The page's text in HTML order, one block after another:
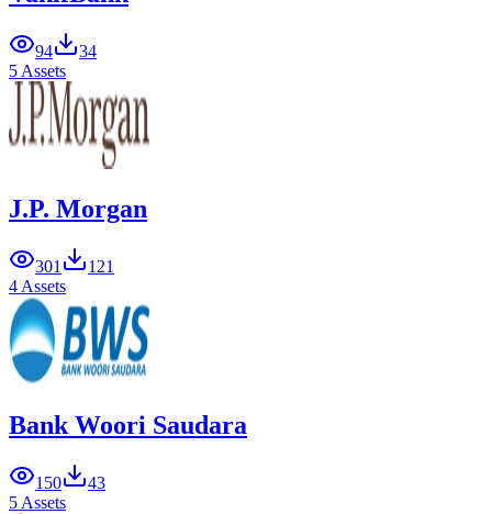
94
34
5 Assets
J.P. Morgan
301
121
4 Assets
Bank Woori Saudara
150
43
5 Assets